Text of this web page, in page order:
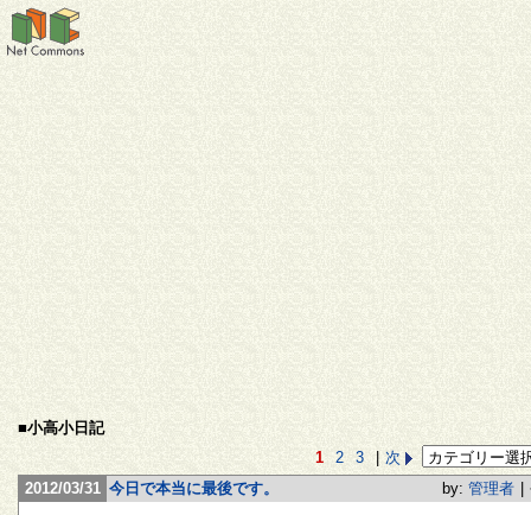
■小高小日記
1
2 3
次
2012/03/31 今日で本当に最後です。 by: 管理者